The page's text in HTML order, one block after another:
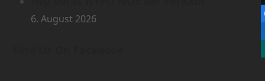
6. August 2026